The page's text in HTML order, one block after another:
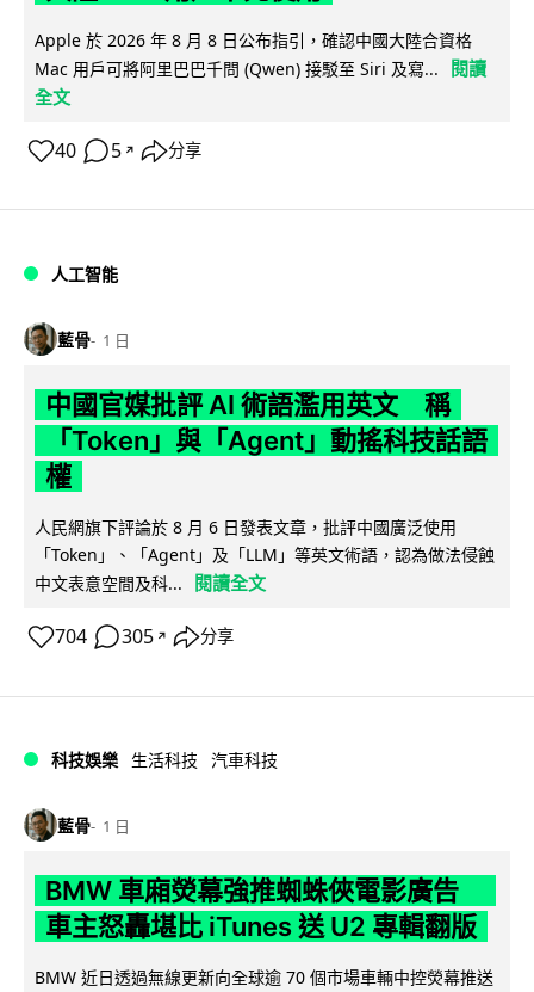
Apple 於 2026 年 8 月 8 日公布指引，確認中國大陸合資格
Mac 用戶可將阿里巴巴千問 (Qwen) 接駁至 Siri 及寫...
閱讀
全文
40 5 ↗ 分享
人工智能
藍骨 1 日
中國官媒批評 AI 術語濫用英文 稱
「Token」與「Agent」動搖科技話語
權
人民網旗下評論於 8 月 6 日發表文章，批評中國廣泛使用
「Token」、「Agent」及「LLM」等英文術語，認為做法侵蝕
中文表意空間及科...
閱讀全文
704 305 ↗ 分享
科技娛樂 生活科技 汽車科技
藍骨 1 日
BMW 車廂熒幕強推蜘蛛俠電影廣告
車主怒轟堪比 iTunes 送 U2 專輯翻版
BMW 近日透過無線更新向全球逾 70 個市場車輛中控熒幕推送